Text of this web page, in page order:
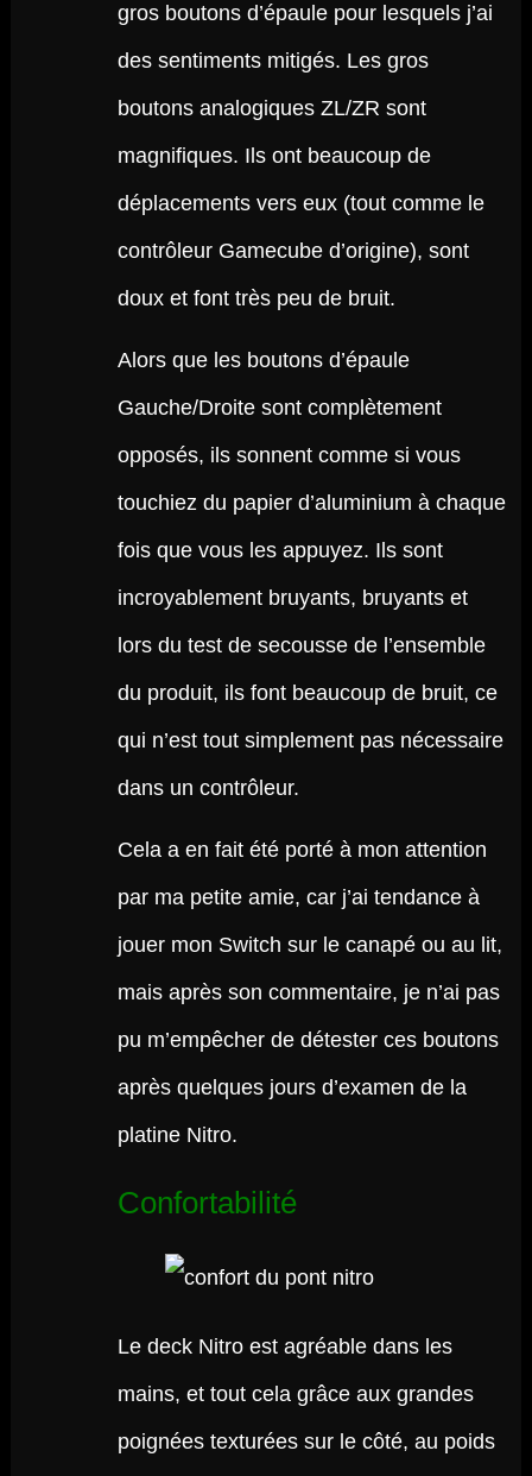
gros boutons d’épaule pour lesquels j’ai
des sentiments mitigés. Les gros
boutons analogiques ZL/ZR sont
magnifiques. Ils ont beaucoup de
déplacements vers eux (tout comme le
contrôleur Gamecube d’origine), sont
doux et font très peu de bruit.
Alors que les boutons d’épaule
Gauche/Droite sont complètement
opposés, ils sonnent comme si vous
touchiez du papier d’aluminium à chaque
fois que vous les appuyez. Ils sont
incroyablement bruyants, bruyants et
lors du test de secousse de l’ensemble
du produit, ils font beaucoup de bruit, ce
qui n’est tout simplement pas nécessaire
dans un contrôleur.
Cela a en fait été porté à mon attention
par ma petite amie, car j’ai tendance à
jouer mon Switch sur le canapé ou au lit,
mais après son commentaire, je n’ai pas
pu m’empêcher de détester ces boutons
après quelques jours d’examen de la
platine Nitro.
Confortabilité
Le deck Nitro est agréable dans les
mains, et tout cela grâce aux grandes
poignées texturées sur le côté, au poids